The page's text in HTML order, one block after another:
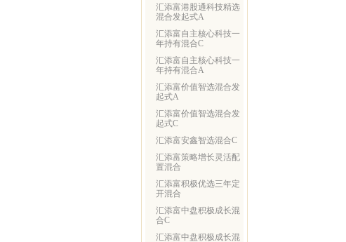
汇添富港股通科技精选
混合发起式A
汇添富自主核心科技一
年持有混合C
汇添富自主核心科技一
年持有混合A
汇添富价值智选混合发
起式A
汇添富价值智选混合发
起式C
汇添富安鑫智选混合C
汇添富策略增长灵活配
置混合
汇添富积极优选三年定
开混合
汇添富中盘积极成长混
合C
汇添富中盘积极成长混